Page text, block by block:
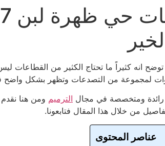
توضح انه كثيراً ما تحتاج الكثير من القطاعات
لمجموعة من التصدعات وتظهر بشكل واضح
ومتخصصة في مجال الترميم ومن هنا
من خلال هذا المقال فتابعونا.
عناصر المحتوى